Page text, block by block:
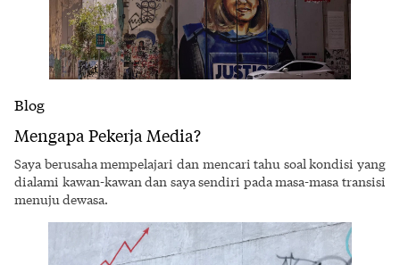
Blog
Mengapa Pekerja Media?
Saya berusaha mempelajari dan mencari tahu soal kondisi yang
dialami kawan-kawan dan saya sendiri pada masa-masa transisi
menuju dewasa.